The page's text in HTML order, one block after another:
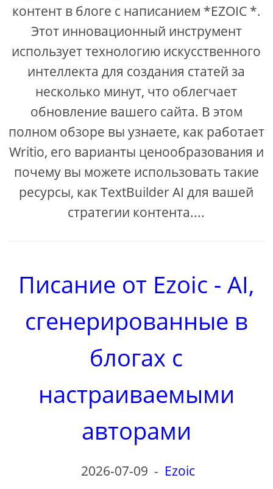
контент в блоге с написанием *EZOIC *.
Этот инновационный инструмент
использует технологию искусственного
интеллекта для создания статей за
несколько минут, что облегчает
обновление вашего сайта. В этом
полном обзоре вы узнаете, как работает
Writio, его варианты ценообразования и
почему вы можете использовать такие
ресурсы, как TextBuilder AI для вашей
стратегии контента....
Писание от Ezoic - AI,
сгенерированные в
блогах с
настраиваемыми
авторами
2026-07-09 - Ezoic